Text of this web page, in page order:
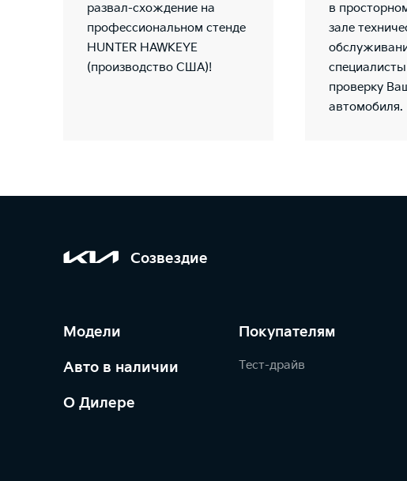
развал-схождение на
профессиональном стенде
HUNTER HAWKEYE
(производство США)!
в
зале
проверку
автомобиля.
Созвездие
Модели
Авто в наличии
О Дилере
Покупателям
Тест-драйв